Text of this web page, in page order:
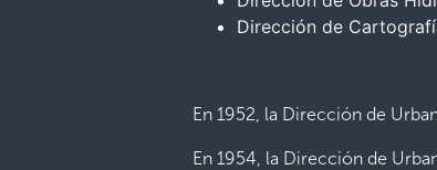
Dirección de
En 1952, la Dirección de
En 1954, la Dirección de